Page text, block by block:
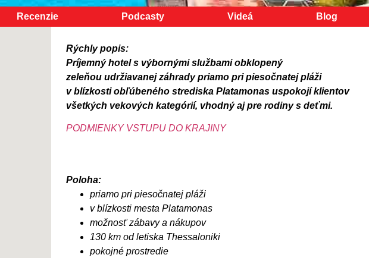
Recenzie Podcasty Videá Blog
Rýchly popis:
Príjemný hotel s výbornými službami obklopený
zeleňou udržiavanej záhrady priamo pri piesočnatej pláži
v blízkosti obľúbeného strediska Platamonas uspokojí klientov
všetkých vekových kategórií, vhodný aj pre rodiny s deťmi.
PODMIENKY VSTUPU DO KRAJINY
Poloha:
priamo pri piesočnatej pláži
v blízkosti mesta Platamonas
možnosť zábavy a nákupov
130 km od letiska Thessaloniki
pokojné prostredie